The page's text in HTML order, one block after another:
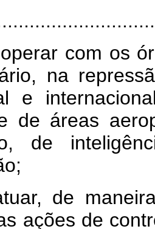
com os
na
e
de áreas
de
de
ações de